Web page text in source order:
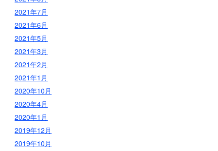
2021年7月
2021年6月
2021年5月
2021年3月
2021年2月
2021年1月
2020年10月
2020年4月
2020年1月
2019年12月
2019年10月